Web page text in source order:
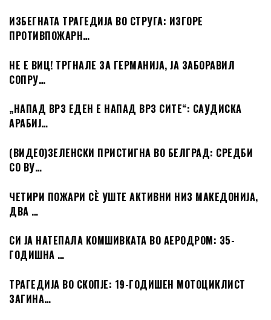
ИЗБЕГНАТА ТРАГЕДИЈА ВО СТРУГА: ИЗГОРЕ
ПРОТИВПОЖАРН…
НЕ Е ВИЦ! ТРГНАЛЕ ЗА ГЕРМАНИЈА, ЈА ЗАБОРАВИЛ
СОПРУ…
„НАПАД ВРЗ ЕДЕН Е НАПАД ВРЗ СИТЕ“: САУДИСКА
АРАБИЈ…
(ВИДЕО)ЗЕЛЕНСКИ ПРИСТИГНА ВО БЕЛГРАД: СРЕДБИ
СО ВУ…
ЧЕТИРИ ПОЖАРИ СÈ УШТЕ АКТИВНИ НИЗ МАКЕДОНИЈА,
ДВА …
СИ ЈА НАТЕПАЛА КОМШИВКАТА ВО АЕРОДРОМ: 35-
ГОДИШНА …
ТРАГЕДИЈА ВО СКОПЈЕ: 19-ГОДИШЕН МОТОЦИКЛИСТ
ЗАГИНА…